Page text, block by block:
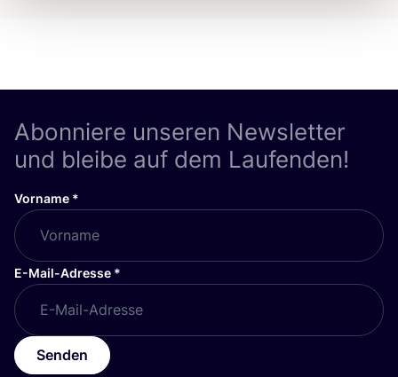
Abonniere unseren Newsletter
und bleibe auf dem Laufenden!
Vorname *
E-Mail-Adresse *
Senden